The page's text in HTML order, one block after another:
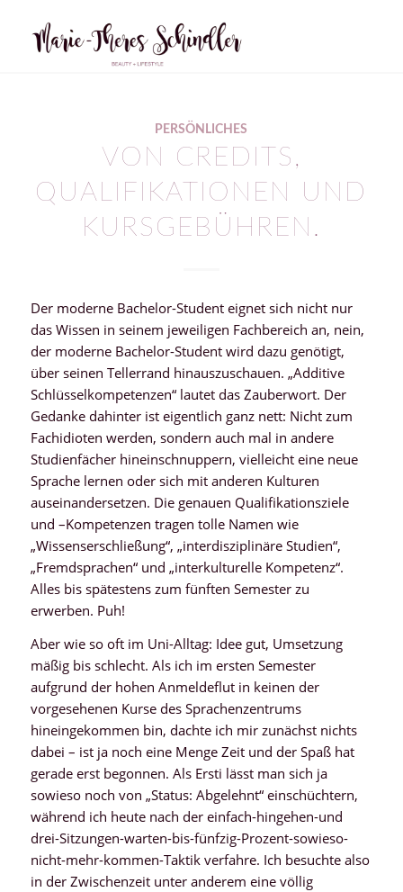
PERSÖNLICHES
VON CREDITS,
QUALIFIKATIONEN UND
KURSGEBÜHREN.
Der moderne Bachelor-Student eignet sich nicht nur
das Wissen in seinem jeweiligen Fachbereich an, nein,
der moderne Bachelor-Student wird dazu genötigt,
über seinen Tellerrand hinauszuschauen. „Additive
Schlüsselkompetenzen“ lautet das Zauberwort. Der
Gedanke dahinter ist eigentlich ganz nett: Nicht zum
Fachidioten werden, sondern auch mal in andere
Studienfächer hineinschnuppern, vielleicht eine neue
Sprache lernen oder sich mit anderen Kulturen
auseinandersetzen. Die genauen Qualifikationsziele
und –Kompetenzen tragen tolle Namen wie
„Wissenserschließung“, „interdisziplinäre Studien“,
„Fremdsprachen“ und „interkulturelle Kompetenz“.
Alles bis spätestens zum fünften Semester zu
erwerben. Puh!
Aber wie so oft im Uni-Alltag: Idee gut, Umsetzung
mäßig bis schlecht. Als ich im ersten Semester
aufgrund der hohen Anmeldeflut in keinen der
vorgesehenen Kurse des Sprachenzentrums
hineingekommen bin, dachte ich mir zunächst nichts
dabei – ist ja noch eine Menge Zeit und der Spaß hat
gerade erst begonnen. Als Ersti lässt man sich ja
sowieso noch von „Status: Abgelehnt“ einschüchtern,
während ich heute nach der einfach-hingehen-und
drei-Sitzungen-warten-bis-fünfzig-Prozent-sowieso-
nicht-mehr-kommen-Taktik verfahre. Ich besuchte also
in der Zwischenzeit unter anderem eine völlig